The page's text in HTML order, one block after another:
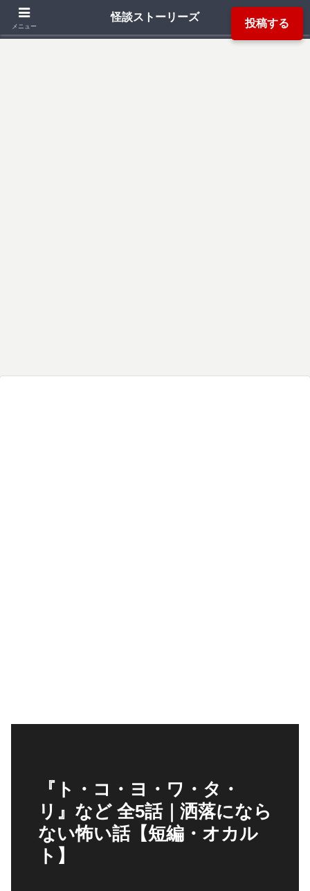
投稿する
「死ぬ程洒落にならない怖い話」「本当にあった怖い話」「都市伝説」などか
『ト・コ・ヨ・ワ・タ・
リ』など 全5話｜洒落になら
ない怖い話【短編・オカル
ト】
メニュー
怪談ストーリーズ
検索